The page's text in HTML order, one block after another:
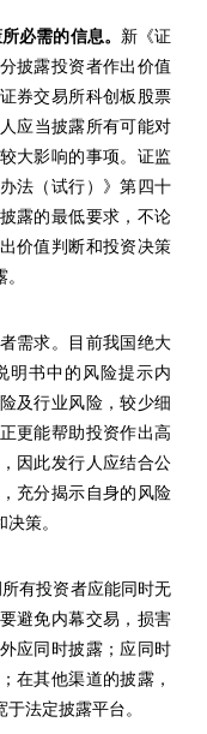
必需的信息。 新《证
披露投资者作出价值
券交易所科创板股票
应当披露所有可能对
大影响的事项。证监
法（试行）》第四十
露的最低要求，不论
价值判断和投资决策
需求。目前我国绝大
明书中的风险提示内
及行业风险，较少细
更能帮助投资作出高
因此发行人应结合公
充分揭示自身的风险
策。
有投资者应能同时无
避免内幕交易，损害
应同时披露；应同时
在其他渠道的披露，
法定披露平台。